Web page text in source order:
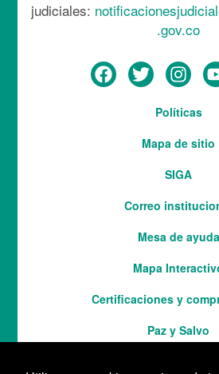
judiciales:
.gov.co
Políticas
Mapa de sitio
SIGA
Correo
Mesa de ayuda
Mapa
ServicesCertificaciones y
Paz y Salvo